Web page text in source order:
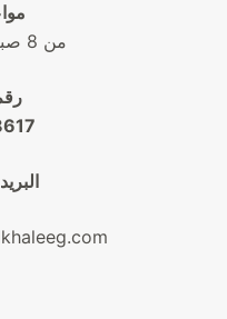
من 8 صباحًا - 10 مساءًا